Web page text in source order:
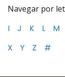
Navegar por
I
J K L M
X
Y Z #